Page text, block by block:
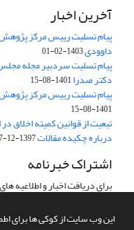
این وب سایت از کوکی ها برای
آخرین اخبار
پیام تسلیت رییس مرکز
داوودی1403-02-01
پیام تسلیت سردبیر مجله
دکتر صدرا1401-08-15
پیام تسلیت رییس مرکز
1401-08-15
تبعیت از قوانین کمیته اخلاق
درباره چکیده مقالات1397-12-27
اشتراک خبرنامه
برای دریافت اخبار و اطلاعیه